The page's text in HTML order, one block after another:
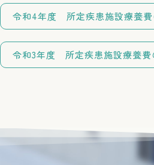
令和4年度 所定疾患施設療養費
令和3年度 所定疾患施設療養費